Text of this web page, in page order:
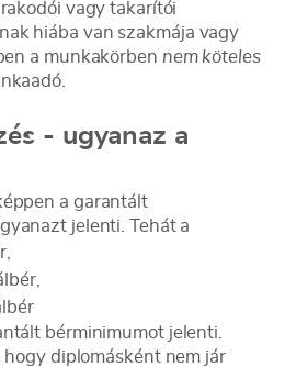
vagy takarítói
hiába van szakmája vagy
a munkakörben nem köteles
- ugyanaz a
a garantált
jelenti. Tehát a
bérminimumot jelenti.
hogy diplomásként nem jár